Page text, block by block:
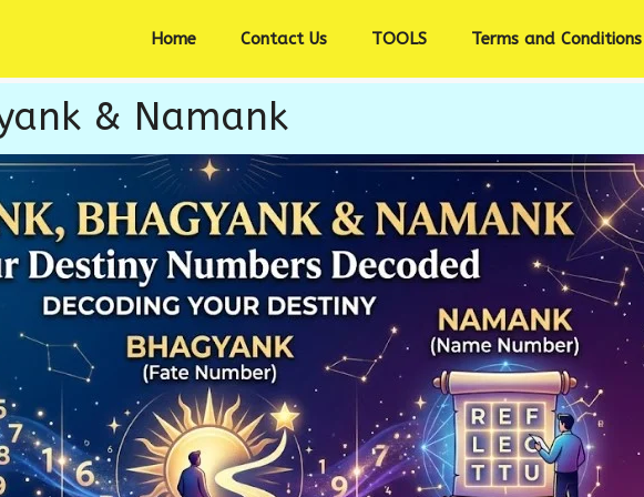
Home Contact Us TOOLS Terms and Conditions
& Namank